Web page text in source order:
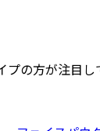
プの方が注目し